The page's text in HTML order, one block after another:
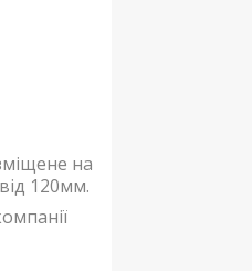
на
120мм.